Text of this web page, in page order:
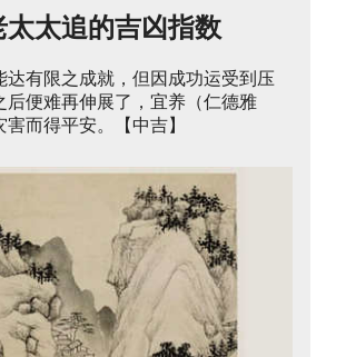
太太追的吉凶指数
达有限之成就，但因成功运受到压
后便难再伸展了，宜养（仁德雅
而得平安。【中吉】